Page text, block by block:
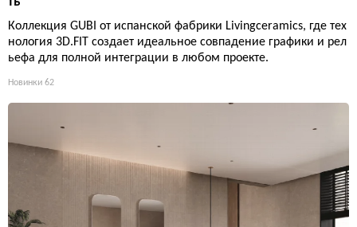
Коллекция GUBI от испанской фабрики Livingceramics, где тех
нология 3D.FIT создает идеальное совпадение графики и рел
ьефа для полной интеграции в любом проекте.
Новинки 62